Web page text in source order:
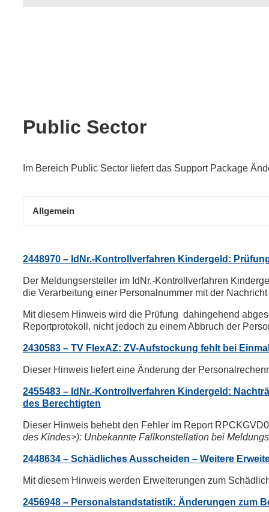
Public Sector
Im Bereich Public Sector liefert das Support Package
Allgemein
2448970 – IdNr.-Kontrollverfahren Kindergeld:
Der Meldungsersteller im IdNr.-Kontrollverfahren
die Verarbeitung einer Personalnummer mit der
Mit diesem Hinweis wird die Prüfung dahingehend
Reportprotokoll, nicht jedoch zu einem Abbruch der
2430583 – TV FlexAZ: ZV-Aufstockung fehlt bei
Dieser Hinweis liefert eine Änderung der
2455483 – IdNr.-Kontrollverfahren Kindergeld:
des Berechtigten
Dieser Hinweis behebt den Fehler im Report
des Kindes>): Unbekannte Fallkonstellation bei
2448634 – Schädliches Ausscheiden – Weitere
Mit diesem Hinweis werden Erweiterungen zum
2456948 – Personalstandstatistik: Änderungen zum